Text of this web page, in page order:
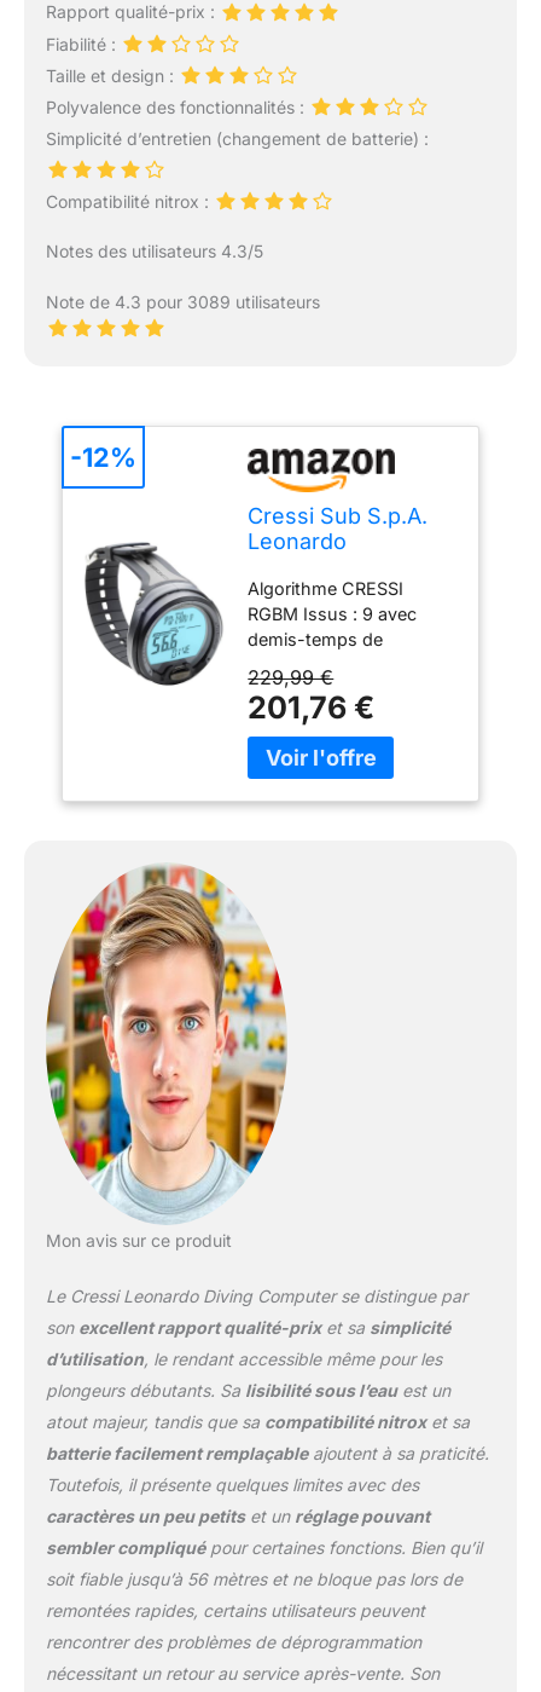
Rapport qualité-prix :
Fiabilité :
Taille et design :
Polyvalence des fonctionnalités :
Simplicité d’entretien (changement de batterie) :
Compatibilité nitrox :
Notes des utilisateurs 4.3/5
Note de 4.3 pour 3089 utilisateurs
Cressi Sub S.p.A.
Leonardo
Plongée Mixte,
Gris/Noir
Algorithme CRESSI
RGBM Issus : 9 avec
demis-temps de
2,5 et 480 minutes
Programme"Dive":
Ordinateur doté des
données de plongée
demis-temps de
saturation compris entre
2,5 et 480 minutes
Programme"Dive":
Ordinateur doté des
données de plongée
Programme"Dive":
Ordinateur doté des
données de plongée
Possibilité d'effectuer
une plongée au Nitrox
229,99 €
201,76 €
-12%
Mon avis sur ce produit
Le Cressi Leonardo Diving Computer se distingue par
son excellent rapport qualité-prixet sa simplicité
d’utilisation, le rendant accessible même pour les
plongeurs débutants. Sa lisibilité sous l’eauest un
atout majeur, tandis que sa compatibilité nitroxet sa
batterie facilement remplaçableajoutent à sa praticité.
Toutefois, il présente quelques limites avec des
caractères un peu petitset un réglage pouvant
sembler compliquépour certaines fonctions. Bien qu’il
soit fiable jusqu’à 56 mètres et ne bloque pas lors de
remontées rapides, certains utilisateurs peuvent
rencontrer des problèmes de déprogrammation
nécessitant un retour au service après-vente. Son